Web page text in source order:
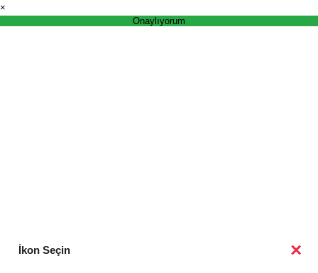
×
Onaylıyorum
İkon Seçin ×